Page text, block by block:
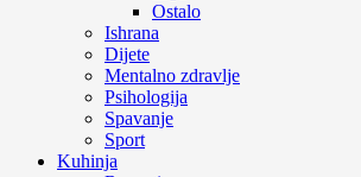
Ostalo
Ishrana
Dijete
Mentalno zdravlje
Psihologija
Spavanje
Sport
Kuhinja